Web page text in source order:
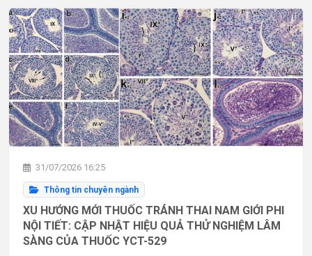
31/07/2026 16:25
Thông tin chuyên ngành
XU HƯỚNG MỚI THUỐC TRÁNH THAI NAM GIỚI PHI
NỘI TIẾT: CẬP NHẬT HIỆU QUẢ THỬ NGHIỆM LÂM
SÀNG CỦA THUỐC YCT-529